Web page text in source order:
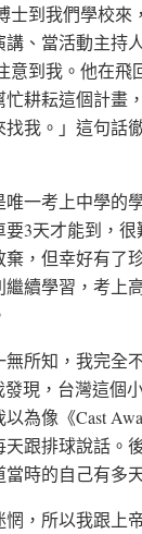
士到我們學校來
、當活動主持
意到我。他在飛
耕耘這個計畫
我。」這句話
唯一考上中學的
3天才能到，
，但幸好有了
續學習，考上
所知，我完全
發現，台灣這個
為像《Cast
跟排球說話。
時的自己有多
，所以我跟上